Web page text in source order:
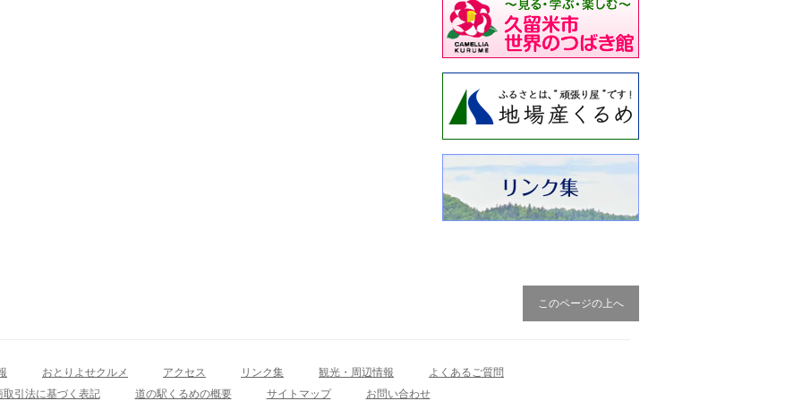
このページの上へ
おとりよせクルメ アクセス リンク集 観光・周辺情報
よくあるご質問
取引法に基づく表記
道の駅くるめの概要 サイトマップ お問い合わせ